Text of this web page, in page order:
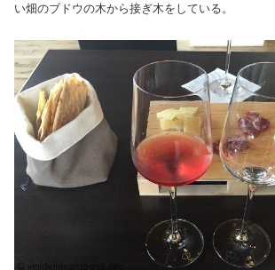
い畑のブドウの木から接ぎ木をしている。